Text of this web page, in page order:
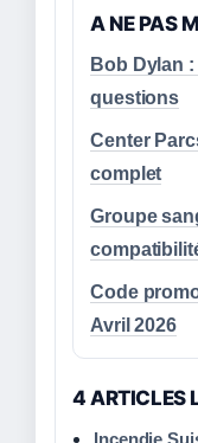
A NE PAS
Bob Dylan
questions
Center
complet
Groupe
Code
Avril 2026
4 ARTICLES